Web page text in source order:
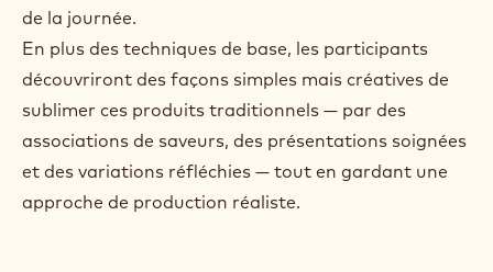
de la journée.
En plus des techniques de base, les participants
découvriront des façons simples mais créatives de
sublimer ces produits traditionnels — par des
associations de saveurs, des présentations soignées
et des variations réfléchies — tout en gardant une
approche de production réaliste.